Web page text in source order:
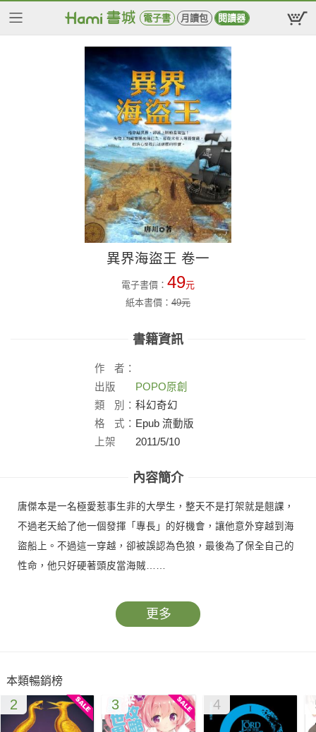
電子書 月讀包 閱讀器
異界海盜王 卷一
電子書價： 49元
紙本書價： 49元
書籍資訊
作
者：
出版
社：
POPO原創
類
別： 科幻奇幻
格
式： Epub 流動版
上架
2011/5/10
內容簡介
唐傑本是一名極愛惹事生非的大學生，整天不是打架就是翹課，
不過老天給了他一個發揮「專長」的好機會，讓他意外穿越到海
盜船上。不過這一穿越，卻被誤認為色狼，最後為了保全自己的
性命，他只好硬著頭皮當海賊……
更多
本類暢銷榜
2 3 4